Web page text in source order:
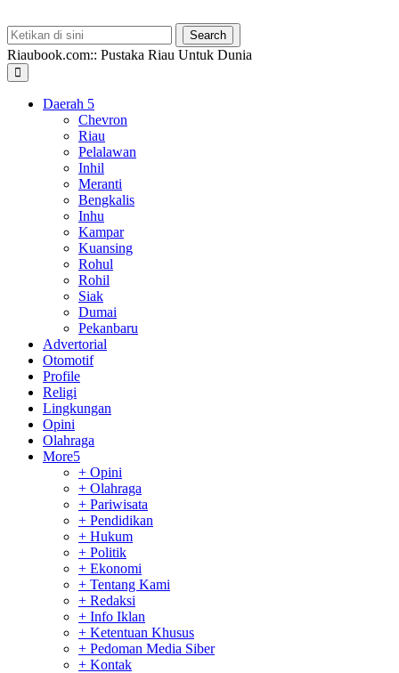
Riaubook.com:: Pustaka Riau Untuk Dunia
Daerah
Chevron
Riau
Pelalawan
Inhil
Meranti
Bengkalis
Inhu
Kampar
Kuansing
Rohul
Rohil
Siak
Dumai
Pekanbaru
Advertorial
Otomotif
Profile
Religi
Lingkungan
Opini
Olahraga
More
+ Opini
+ Olahraga
+ Pariwisata
+ Pendidikan
+ Hukum
+ Politik
+ Ekonomi
+ Tentang Kami
+ Redaksi
+ Info Iklan
+ Ketentuan Khusus
+ Pedoman Media Siber
+ Kontak